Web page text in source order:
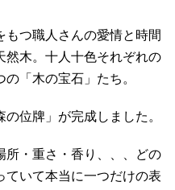
つ職人さんの愛情と時間
然木。十人十色それぞれの
「木の宝石」たち。
位牌」が完成しました。
所・重さ・香り、、、どの
ていて本当に一つだけの表